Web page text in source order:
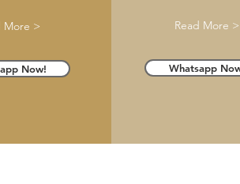
More >
Now!
Read More >
Whatsapp